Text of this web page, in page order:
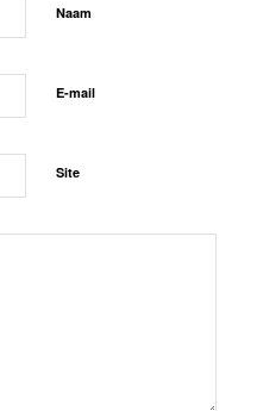
Naam
E-mail
Site